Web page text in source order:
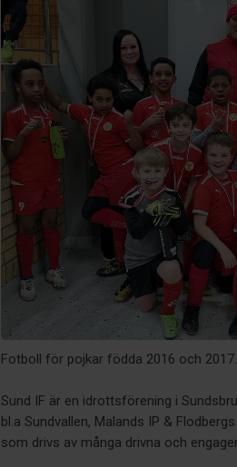
Fotboll för pojkar födda 2016 och 2017.
Sund IF är en idrottsförening i
bl.a Sundvallen, Malands IP &
som drivs av många drivna och